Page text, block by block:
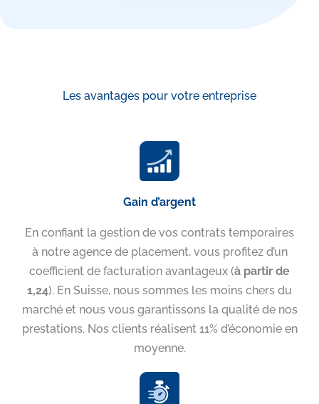
Les avantages pour votre entreprise
Gain d’argent
En confiant la gestion de vos contrats temporaires
à notre agence de placement, vous profitez d’un
coefficient de facturation avantageux (à partir de
1,24). En Suisse, nous sommes les moins chers du
marché et nous vous garantissons la qualité de nos
prestations. Nos clients réalisent 11% d’économie en
moyenne.